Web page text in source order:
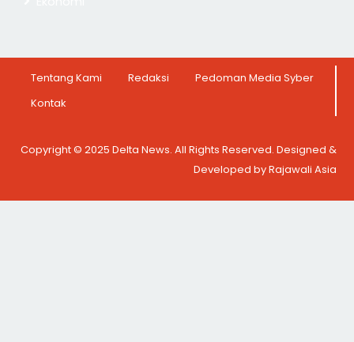
Tentang Kami Redaksi
Pedoman Media Syber
Kontak
Copyright © 2025 Delta News. All Rights Reserved. Designed &
Developed by Rajawali Asia